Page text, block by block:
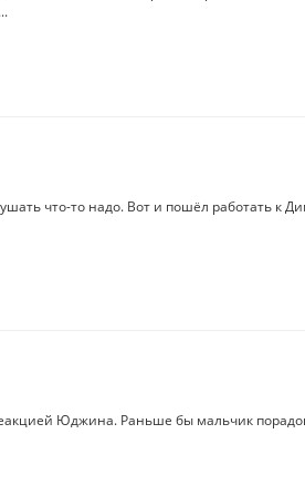
что-то надо. Вот и пошёл работать к
Юджина. Раньше бы мальчик